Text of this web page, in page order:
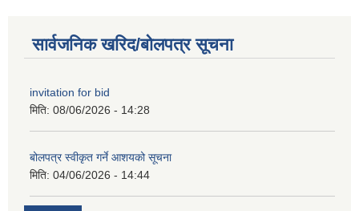
सार्वजनिक खरिद/बोलपत्र सूचना
invitation for bid
मिति: 08/06/2026 - 14:28
बोलपत्र स्वीकृत गर्ने आशयको सूचना
मिति: 04/06/2026 - 14:44